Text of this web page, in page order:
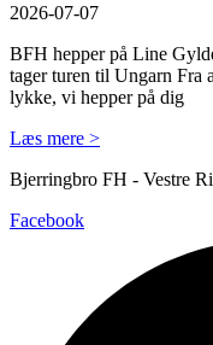
2026-07-07
BFH hepper på Line
tager turen til Ungarn Fra
lykke, vi hepper på dig
Læs mere >
Bjerringbro FH - Vestre
Facebook